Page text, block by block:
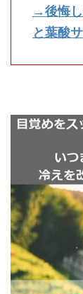
→後悔し
と葉酸